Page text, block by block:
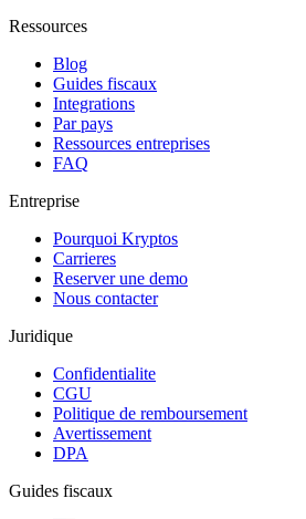
Ressources
Blog
Guides fiscaux
Integrations
Par pays
Ressources entreprises
FAQ
Entreprise
Pourquoi Kryptos
Carrieres
Reserver une demo
Nous contacter
Juridique
Confidentialite
CGU
Politique de remboursement
Avertissement
DPA
Guides fiscaux